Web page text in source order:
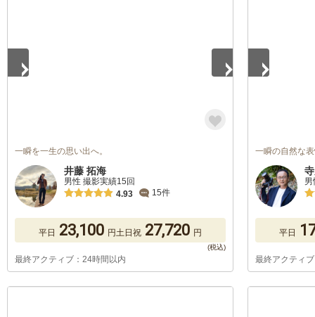
一瞬を一生の思い出へ。
井藤 拓海
男性 撮影実績15回
4.93
15件
平日 23,100 円土日祝 27,720 円
最終アクティブ：24時間以内
一瞬の自然な
平日
最終アクティ